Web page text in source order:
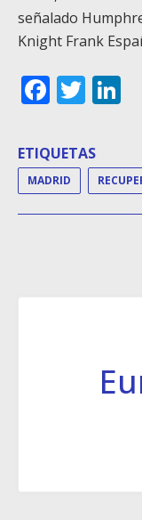
señalado
Knight Frank
ETIQUETAS
MADRID